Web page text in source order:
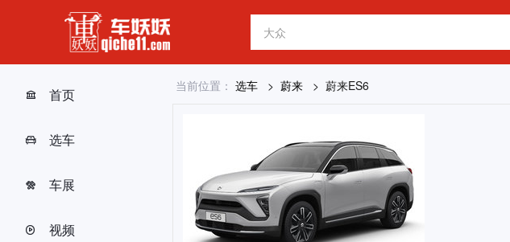
首页
选车
车展
视频
当前位置： 选车 蔚来 蔚来ES6